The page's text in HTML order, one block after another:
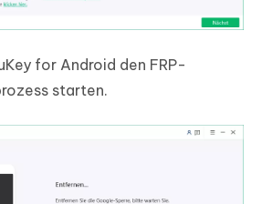
for Android den FRP-
starten.